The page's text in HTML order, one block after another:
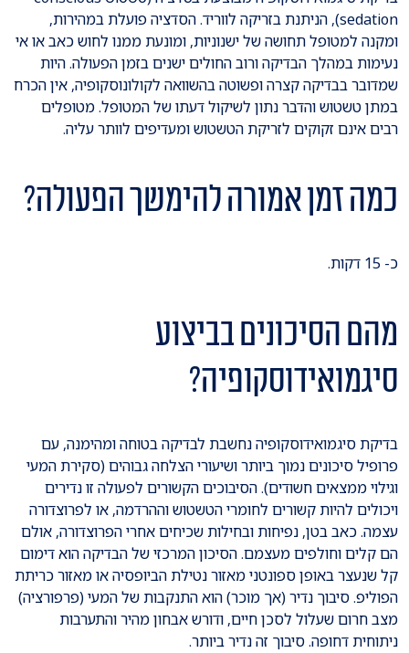
sedation), הניתנת בזריקה לווריד. הסדציה פועלת במהירות,
ומקנה למטופל תחושה של ישנוניות, ומונעת ממנו לחוש כאב או אי
נעימות במהלך הבדיקה ורוב החולים ישנים בזמן הפעולה. היות
שמדובר בבדיקה קצרה ופשוטה בהשוואה לקולונוסקופיה, אין הכרח
במתן טשטוש והדבר נתון לשיקול דעתו של המטופל. מטופלים
רבים אינם זקוקים לזריקת הטשטוש ומעדיפים לוותר עליה.
כמה זמן אמורה להימשך הפעולה?
כ- 15 דקות.
מהם הסיכונים בביצוע
סיגמואידוסקופיה?
בדיקת סיגמואידוסקופיה נחשבת לבדיקה בטוחה ומהימנה, עם
פרופיל סיכונים נמוך ביותר ושיעורי הצלחה גבוהים (סקירת המעי
וגילוי ממצאים חשודים). הסיבוכים הקשורים לפעולה זו נדירים
ויכולים להיות קשורים לחומרי הטשטוש וההרדמה, או לפרוצדורה
עצמה. כאב בטן, נפיחות ובחילות שכיחים אחרי הפרוצדורה, אולם
הם קלים וחולפים מעצמם. הסיכון המרכזי של הבדיקה הוא דימום
קל שנעצר באופן ספונטני מאזור נטילת הביופסיה או מאזור כריתת
הפוליפ. סיבוך נדיר (אך מוכר) הוא התנקבות של המעי (פרפורציה)
מצב חרום שעלול לסכן חיים, ודורש אבחון מהיר והתערבות
ניתוחית דחופה. סיבוך זה נדיר ביותר.